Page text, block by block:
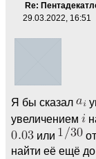
Re:
29.03.2022, 16:51
Я бы сказал
увеличением
или
найти её ещё до